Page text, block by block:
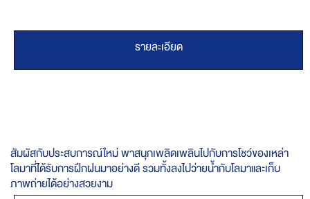
รายละเอียด
สัมผัสกับประสบการณ์ใหม่ พาสนุกเพลิดเพลินไปกับการโชว์ของเหล่า
โลมาที่ได้รับการฝึกฝนมาอย่างดี รวมทั้งลงไปว่ายน้ำกับโลมาและเก็บ
ภาพถ่ายได้อย่างสวยงาม